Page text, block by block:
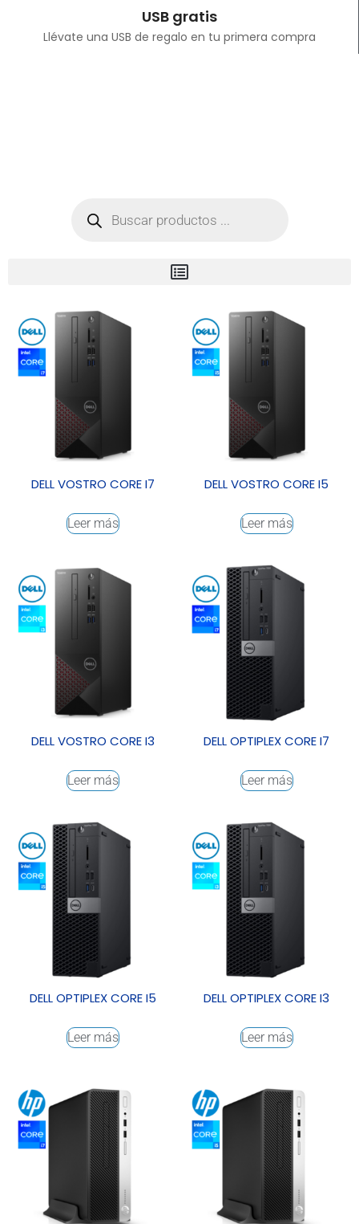
USB gratis
Llévate una USB de regalo en tu primera compra
Categorías
DELL VOSTRO CORE I7
Leer más
DELL VOSTRO CORE I5
Leer más
DELL VOSTRO CORE I3
Leer más
DELL OPTIPLEX CORE I7
Leer más
DELL OPTIPLEX CORE I5
Leer más
DELL OPTIPLEX CORE I3
Leer más